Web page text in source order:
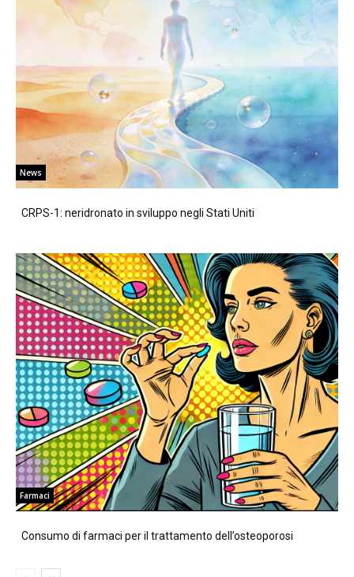
News
CRPS-1: neridronato in sviluppo negli Stati Uniti
Farmaci
Consumo di farmaci per il trattamento dell’osteoporosi